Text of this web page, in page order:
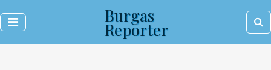
Burgas
Reporter